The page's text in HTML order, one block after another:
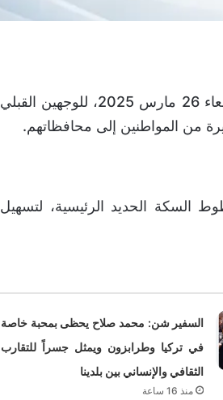
أعلنت الهيئة القومية لسكك حديد مصر عن مواعيد قطاراتها لليوم الأربعاء 26 مارس 2025، للوجهين القبلي
من المواطنين إلى محافظاتهم.
السكة الحديد الرئيسية، لتسهيل
السفير شن: محمد صلاح يحظى بمحبة خاصة
في تركيا وطرابزون ويمثل جسراً للتقارب
الثقافي والإنساني بين بلدينا
منذ 16 ساعة